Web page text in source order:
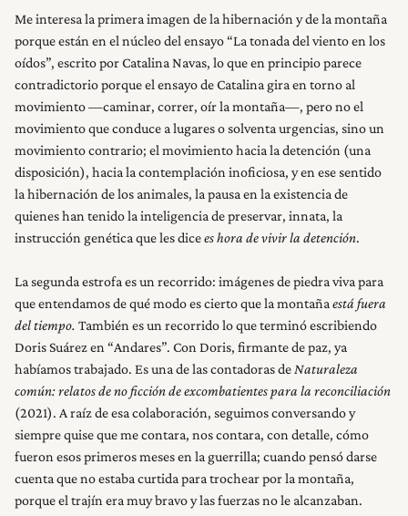
INICIO
RESEÑAS
NOSOTROS
Me interesa la primera imagen de la hibernación y de la montaña
porque están en el núcleo del ensayo “La tonada del viento en los
oídos”, escrito por Catalina Navas, lo que en principio parece
contradictorio porque el ensayo de Catalina gira en torno al
movimiento —caminar, correr, oír la montaña—, pero no el
movimiento que conduce a lugares o solventa urgencias, sino un
movimiento contrario; el movimiento hacia la detención (una
disposición), hacia la contemplación inoficiosa, y en ese sentido
la hibernación de los animales, la pausa en la existencia de
quienes han tenido la inteligencia de preservar, innata, la
instrucción genética que les dicees hora de vivir la detención.
La segunda estrofa es un recorrido: imágenes de piedra viva para
que entendamos de qué modo es cierto que la montaña está fuera
del tiempo. También es un recorrido lo que terminó escribiendo
Doris Suárez en “Andares”. Con Doris, firmante de paz, ya
habíamos trabajado. Es una de las contadoras de Naturaleza
común: relatos de no ficción de excombatientes para la reconciliación
(2021). A raíz de esa colaboración, seguimos conversando y
siempre quise que me contara, nos contara, con detalle, cómo
fueron esos primeros meses en la guerrilla; cuando pensó darse
cuenta que no estaba curtida para trochear por la montaña,
porque el trajín era muy bravo y las fuerzas no le alcanzaban.